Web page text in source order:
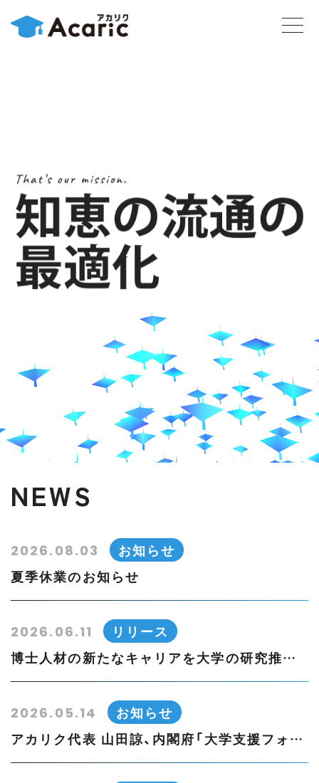
NEWS
2026.08.03
お知らせ
夏季休業のお知らせ
2026.06.11
リリース
博士人材の新たなキャリアを大学の研究推進現場へ。 アカリク、テックマネッジと業務提携 〜需要が高まる専門職「URA」の採用支援で協力体制を構築〜
2026.05.14
お知らせ
アカリク代表 山田諒、内閣府「大学支援フォーラムPEAKS」構成員に就任